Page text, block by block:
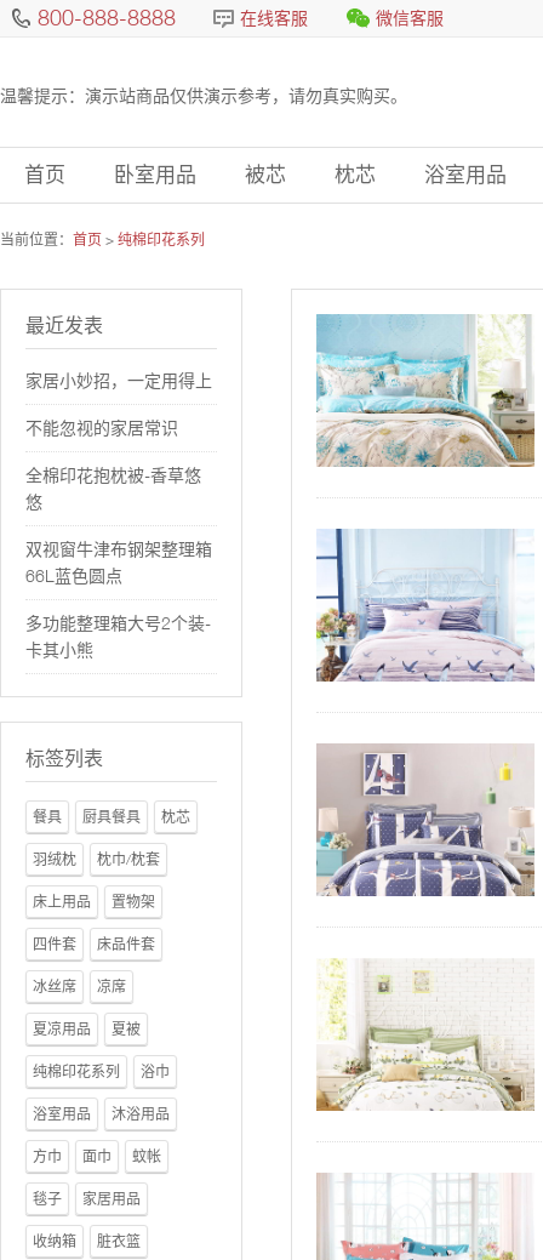
800-888-8888 在线客服 微信客服
温馨提示：演示站商品仅供演示参考，请勿真实购买。
首页 卧室用品 被芯 枕芯 浴室用品
当前位置： 首页 > 纯棉印花系列
最近发表
家居小妙招，一定用得上
不能忽视的家居常识
全棉印花抱枕被-香草悠
悠
双视窗牛津布钢架整理箱
66L蓝色圆点
多功能整理箱大号2个装-
卡其小熊
标签列表
餐具 厨具餐具 枕芯
羽绒枕 枕巾/枕套
床上用品 置物架
四件套 床品件套
冰丝席 凉席
夏凉用品 夏被
纯棉印花系列 浴巾
浴室用品 沐浴用品
方巾 面巾 蚊帐
毯子 家居用品
收纳箱 脏衣篮